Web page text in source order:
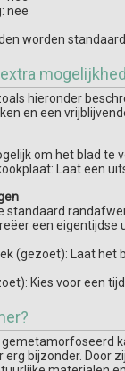
nee
worden
hieronder
en een
om het blad te
Laat een
standaard
een
(gezoet): Laat het
Kies voor een
bijzonder. Door